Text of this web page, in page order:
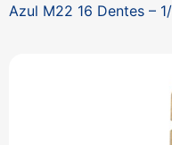
Azul M22 16 Dentes –